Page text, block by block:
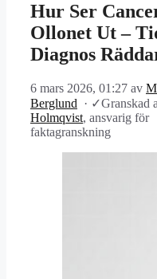
Hur Ser
Ollonet Ut –
Diagnos
6 mars 2026, 01:27 av
Berglund
· ✓Granskad
Holmqvist, ansvarig för
faktagranskning